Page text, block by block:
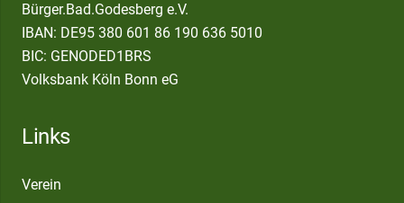
Bürger.Bad.Godesberg e.V.
IBAN: DE95 380 601 86 190 636 5010
BIC: GENODED1BRS
Volksbank Köln Bonn eG
Links
Verein